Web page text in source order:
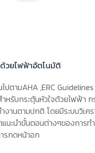
ด้วยไฟฟ้าอัตโนมัติ
ตามAHA ,ERC
ำหรับกระตุ้นหัวใจด้วยไฟฟ้า
งานตามปกติ โดยมีระบบวิเค
นะนำขั้นตอนต่างๆของการท
ารกดหน้าอก